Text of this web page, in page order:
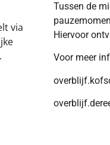
via
Tussen de
Hiervoor
Voor meer